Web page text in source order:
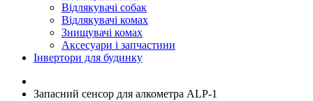
Відлякувачі собак
Відлякувачі комах
Знищувачі комах
Аксесуари і запчастини
Інвертори для будинку
Запасний сенсор для алкометра ALP-1